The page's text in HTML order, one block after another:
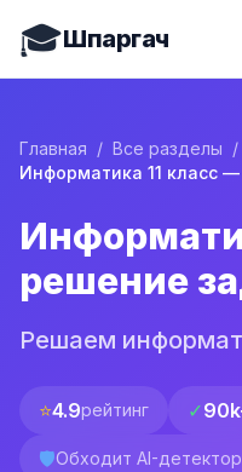
🎓Шпаргач
Главная / Все разделы /
решение
Решаем
⭐4.9рейтинг ✓
🛡️Обходит AI-